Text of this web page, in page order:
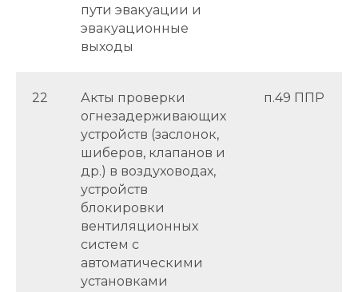
пути эвакуации и
эвакуационные
выходы
22
Акты проверки
огнезадерживающих
устройств (заслонок,
шиберов, клапанов и
др.) в воздуховодах,
устройств
блокировки
вентиляционных
систем с
автоматическими
установками
п.49 ППР